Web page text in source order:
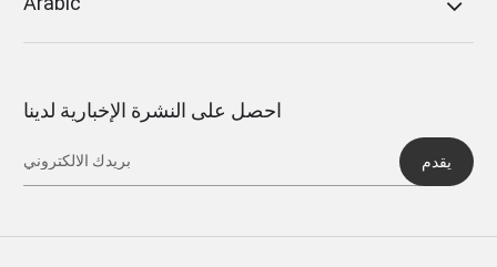
احصل على النشرة الإخبارية لدينا
يقدم